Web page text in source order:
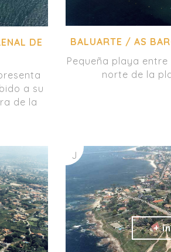
DE
a su
de la
BALUARTE / AS
Pequeña playa
norte de la
J